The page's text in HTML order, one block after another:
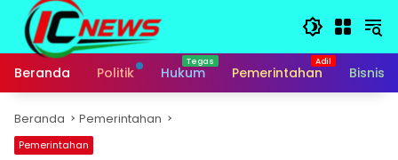
Langsung
konten
Beranda
Politik Hukum Pemerintahan Bisnis
Beranda Pemerintahan
Pemerintahan